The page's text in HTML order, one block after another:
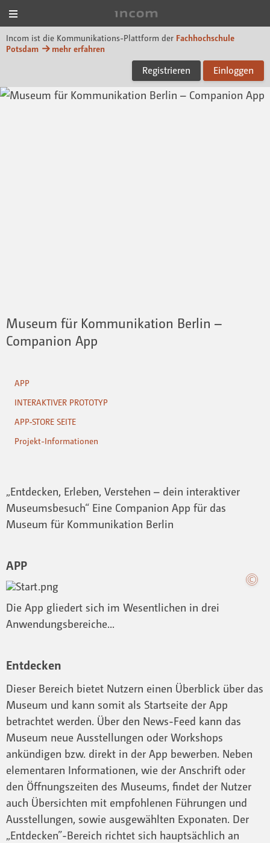
Incom ist die Kommunikations-Plattform der Fachhochschule
Potsdam
mehr erfahren
Registrieren Einloggen
Museum für Kommunikation Berlin –
Companion App
APP
INTERAKTIVER PROTOTYP
APP-STORE SEITE
Projekt-Informationen
„Entdecken, Erleben, Verstehen – dein interaktiver
Museumsbesuch“ Eine Companion App für das
Museum für Kommunikation Berlin
APP
Die App gliedert sich im Wesentlichen in drei
Anwendungsbereiche...
Entdecken
Dieser Bereich bietet Nutzern einen Überblick über das
Museum und kann somit als Startseite der App
betrachtet werden. Über den News-Feed kann das
Museum neue Ausstellungen oder Workshops
ankündigen bzw. direkt in der App bewerben. Neben
elementaren Informationen, wie der Anschrift oder
den Öffnungszeiten des Museums, findet der Nutzer
auch Übersichten mit empfohlenen Führungen und
Ausstellungen, sowie ausgewählten Exponaten. Der
„Entdecken”-Bereich richtet sich hauptsächlich an